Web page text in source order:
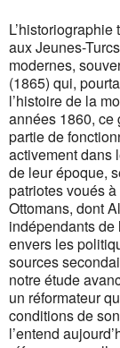
aux Jeunes-
modernes,
(1865) qui,
l’histoire de la
années 1860, ce
partie de
activement dans
de leur époque,
patriotes voués
Ottomans, dont
indépendants de
envers les
sources
notre étude
un réformateur
conditions de
l’entend